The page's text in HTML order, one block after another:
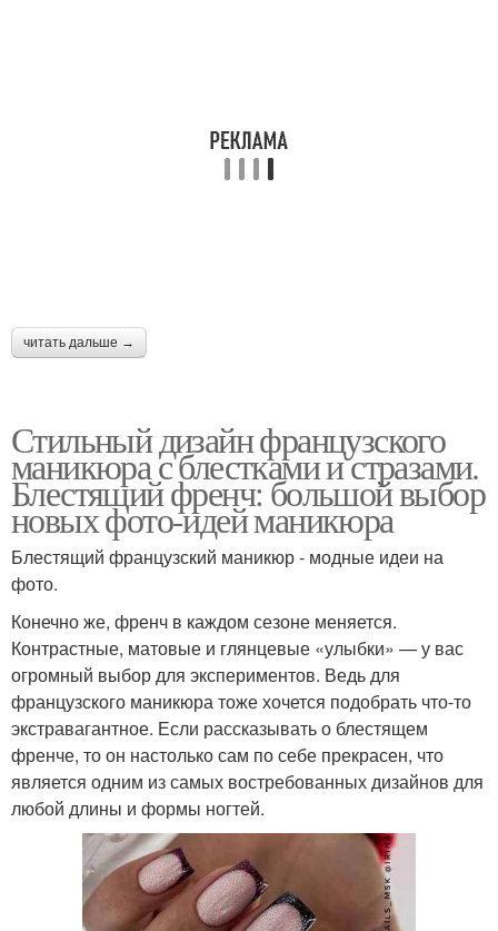
читать дальше →
Стильный дизайн французского
маникюра с блестками и стразами.
Блестящий френч: большой выбор
новых фото-идей маникюра
Блестящий французский маникюр - модные идеи на
фото.
Конечно же, френч в каждом сезоне меняется.
Контрастные, матовые и глянцевые «улыбки» — у вас
огромный выбор для экспериментов. Ведь для
французского маникюра тоже хочется подобрать что-то
экстравагантное. Если рассказывать о блестящем
френче, то он настолько сам по себе прекрасен, что
является одним из самых востребованных дизайнов для
любой длины и формы ногтей.